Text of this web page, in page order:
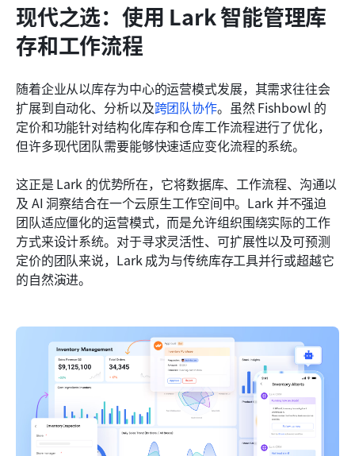
现代之选：使用 Lark 智能管理库
存和工作流程
随着企业从以库存为中心的运营模式发展，其需求往往会
扩展到自动化、分析以及跨团队协作。虽然 Fishbowl 的
定价和功能针对结构化库存和仓库工作流程进行了优化，
但许多现代团队需要能够快速适应变化流程的系统。
这正是 Lark 的优势所在，它将数据库、工作流程、沟通以
及 AI 洞察结合在一个云原生工作空间中。Lark 并不强迫
团队适应僵化的运营模式，而是允许组织围绕实际的工作
方式来设计系统。对于寻求灵活性、可扩展性以及可预测
定价的团队来说，Lark 成为与传统库存工具并行或超越它
的自然演进。